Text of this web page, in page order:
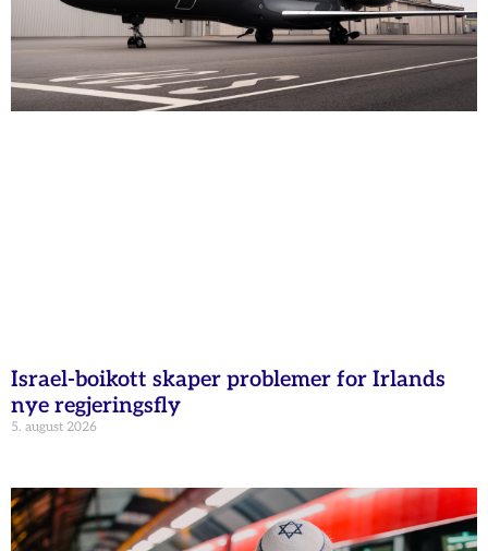
Israel-boikott skaper problemer for Irlands
nye regjeringsfly
5. august 2026